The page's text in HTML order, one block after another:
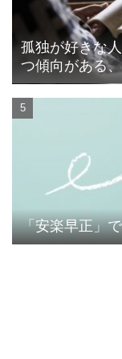
孤独が好きな
つ傾向がある
「安楽早正」